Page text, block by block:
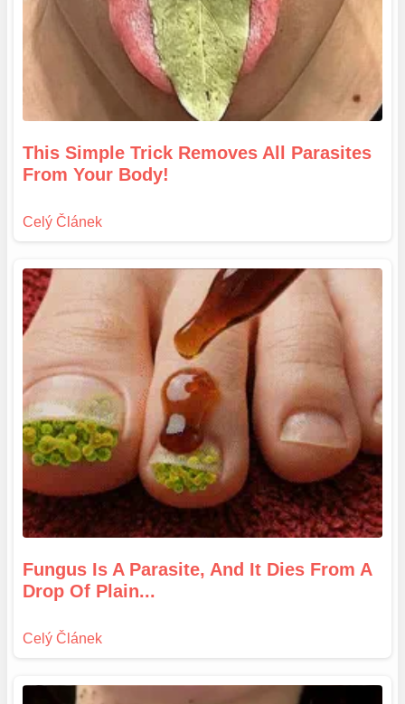
This Simple Trick Removes All Parasites
From Your Body!
Fungus Is A Parasite, And It Dies From A
Drop Of Plain...